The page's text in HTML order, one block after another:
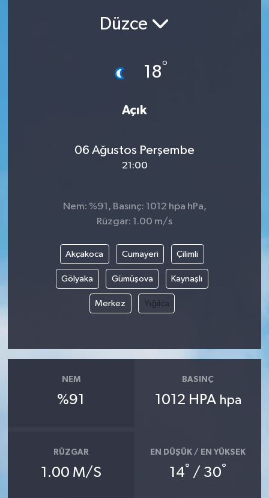
Düzce
18°
Açık
06 Ağustos Perşembe
21:00
Nem: %91, Basınç: 1012 hpa hPa,
Rüzgar: 1.00 m/s
Akçakoca Cumayeri Çilimli
Gölyaka Gümüşova Kaynaşlı
Merkez Yığılca
NEM
%91
BASINÇ
1012 HPA hpa
RÜZGAR
1.00 M/S
EN DÜŞÜK / EN YÜKSEK
14° / 30°